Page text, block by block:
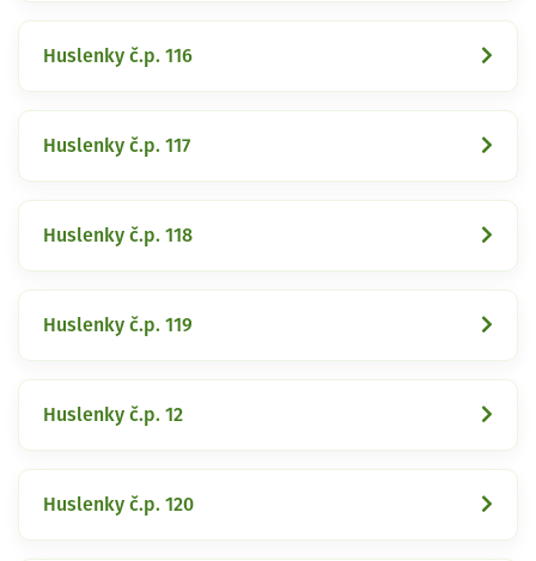
Huslenky č.p. 116
Huslenky č.p. 117
Huslenky č.p. 118
Huslenky č.p. 119
Huslenky č.p. 12
Huslenky č.p. 120